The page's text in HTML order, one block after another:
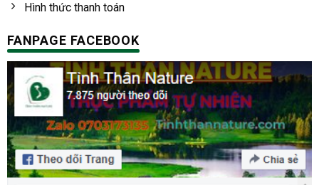
Hình thức thanh toán
FANPAGE FACEBOOK